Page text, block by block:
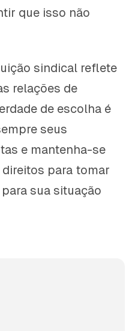
que isso não
sindical reflete
relações de
de escolha é
seus
e mantenha-se
para tomar
sua situação